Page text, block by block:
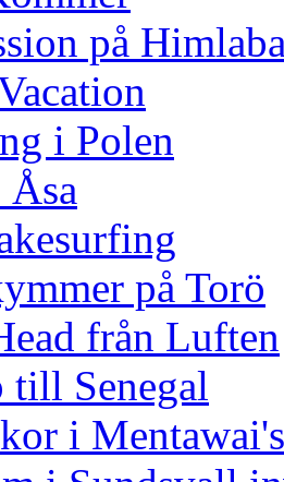
på
i Polen
Åsa
på Torö
från Luften
Senegal
i Mentawai's